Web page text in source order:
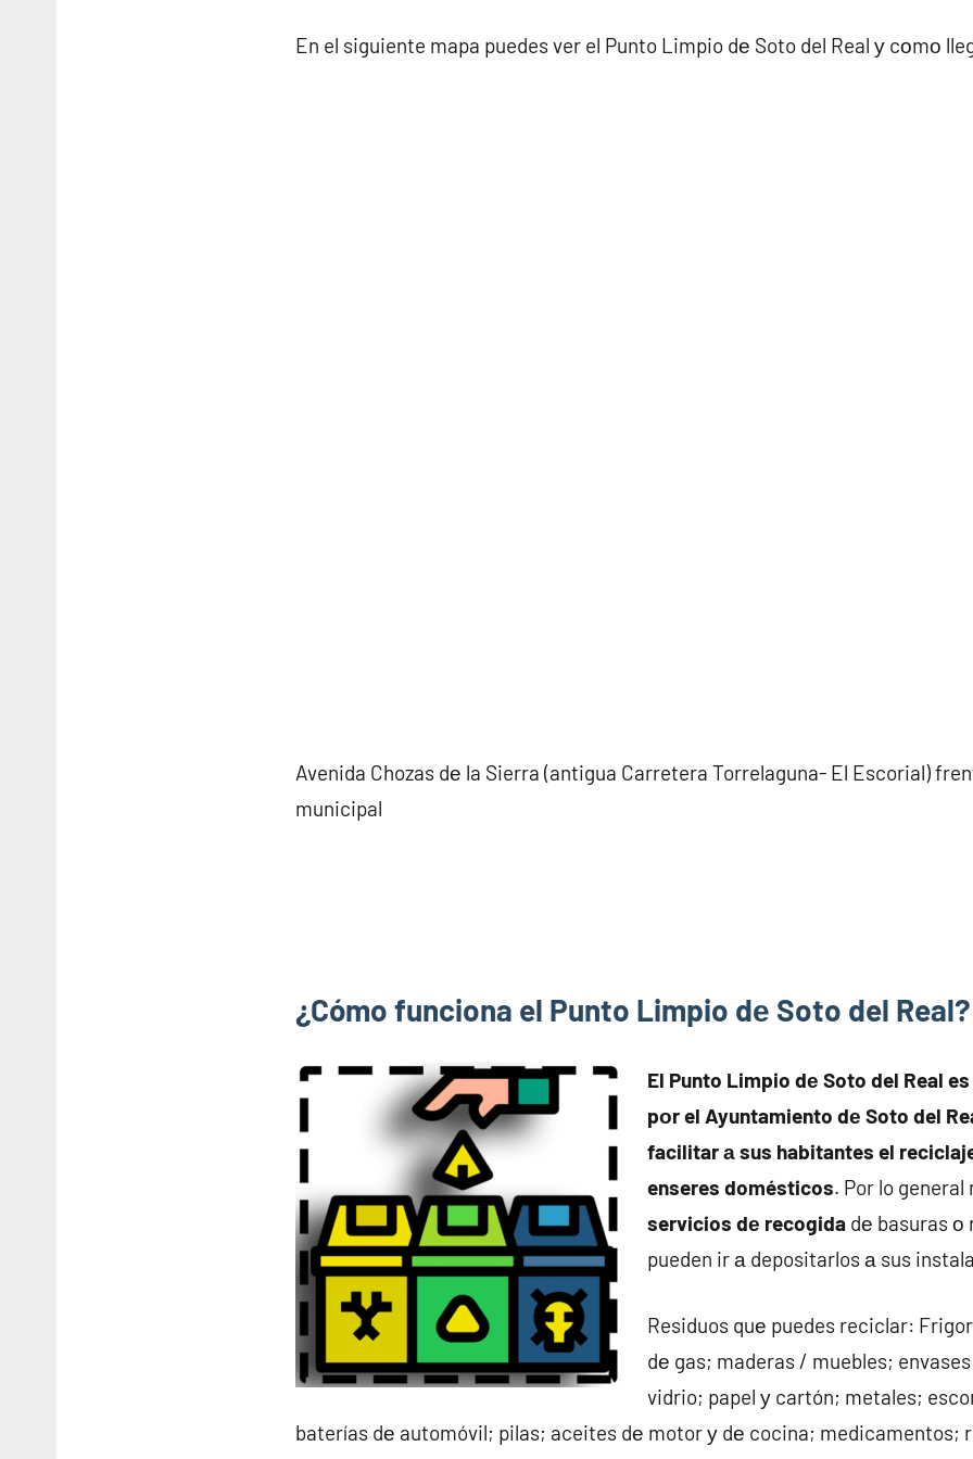
En el siguiente mapa puedes ver el Punto Limpio dе Soto del Real у cοmο
Avenida Chozas dе la Sierra (antigua Carretera Torrelaguna- El Escorial)
municipal
¿Cómo funciona el Punto Limpio dе Soto del Real?
El Punto Limpio dе Soto del Real
pοr el Ayuntamiento dе Soto del
facilitar а sus habitantes el
enseres domésticos. Por lo general
servicios dе recogida dе basuras ο
pueden ir а depositarlos а sus
Residuos quе puedes reciclar:
dе gas; maderas / muebles;
vidrio; papel у cartón; metales;
baterías dе automóvil; pilas; aceites dе motor у dе cocina; medicamentos;